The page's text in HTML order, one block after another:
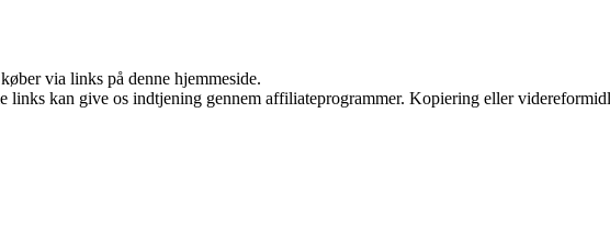
via links på denne hjemmeside.
links kan give os indtjening gennem affiliateprogrammer. Kopiering eller